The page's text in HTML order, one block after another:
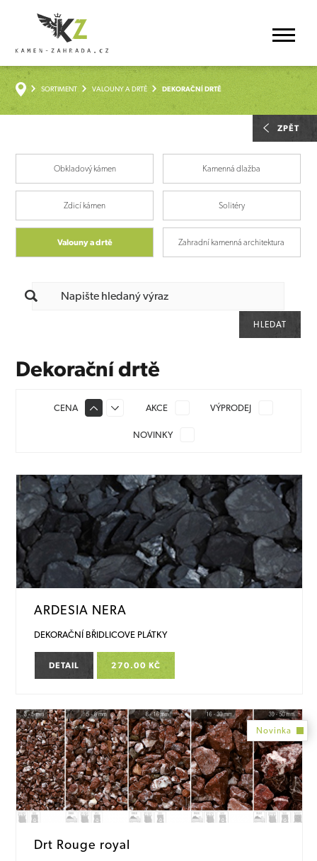
ZPĚT
SORTIMENT VALOUNY A DRTĚ DEKORAČNÍ DRTĚ
Obkladový kámen Kamenná dlažba
Zdicí kámen Solitéry
Valouny a drtě Zahradní kamenná architektura
Dekorační drtě
CENA AKCE VÝPRODEJ
NOVINKY
ARDESIA NERA
DEKORAČNÍ BŘIDLICOVE PLÁTKY
DETAIL 270.00 KČ
Novinka
Drt Rouge royal